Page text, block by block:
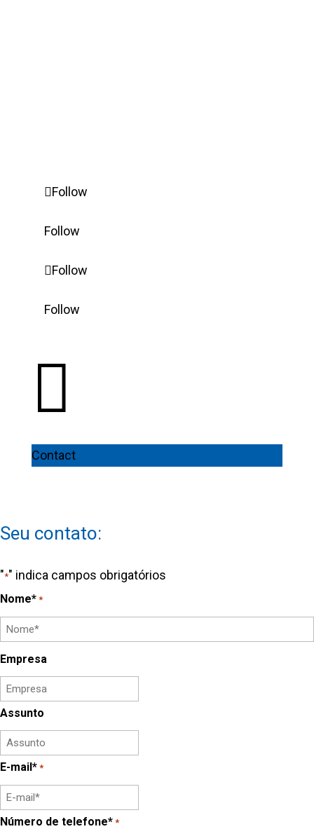
Follow
Follow
Follow
Follow

Contact
Seu contato:
"*" indica campos obrigatórios
Nome* *
Primeiro
Empresa
Assunto
E-mail* *
Número de telefone* *